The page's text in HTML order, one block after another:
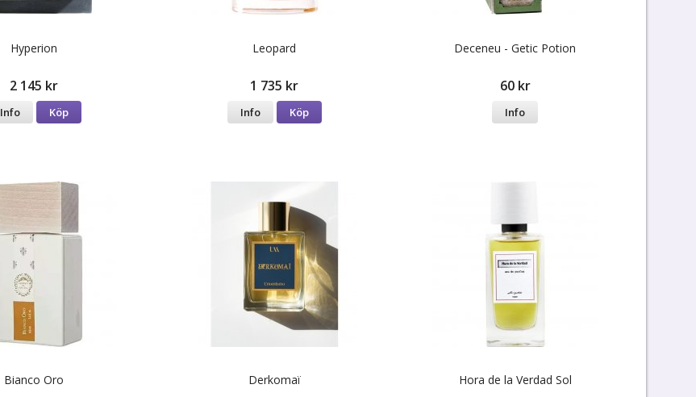
Hyperion
2 145 kr
Info Köp
Leopard
1 735 kr
Info Köp
Deceneu - Getic Potion
60 kr
Info
Bianco Oro Derkomaï Hora de la Verdad Sol